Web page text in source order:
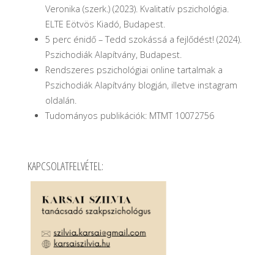
Veronika (szerk.) (2023). Kvalitatív pszichológia.
ELTE Eötvös Kiadó, Budapest.
5 perc énidő – Tedd szokássá a fejlődést! (2024).
Pszichodiák Alapítvány, Budapest.
Rendszeres pszichológiai online tartalmak a
Pszichodiák Alapítvány blogján, illetve instagram
oldalán.
Tudományos publikációk: MTMT 10072756
KAPCSOLATFELVÉTEL: